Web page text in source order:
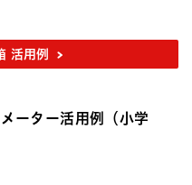
活用例
ーター活用例（小学